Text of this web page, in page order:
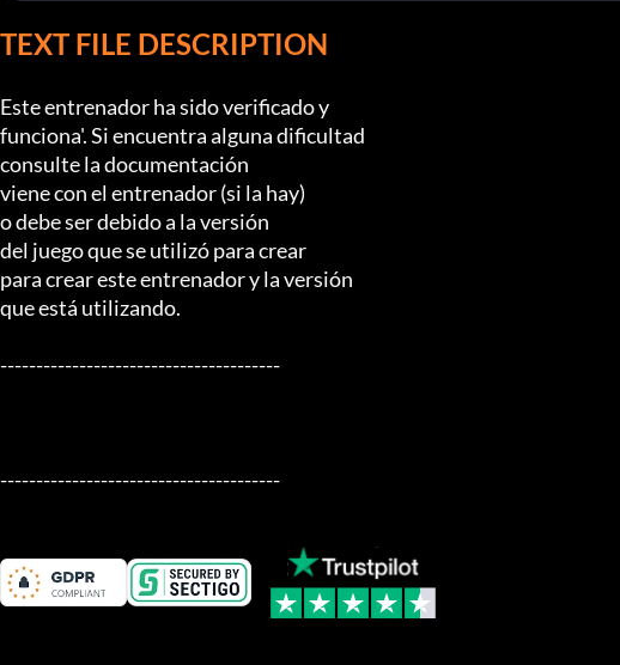
TEXT FILE DESCRIPTION
Este entrenador ha sido verificado y
funciona'. Si encuentra alguna dificultad
consulte la documentación
viene con el entrenador (si la hay)
o debe ser debido a la versión
del juego que se utilizó para crear
para crear este entrenador y la versión
que está utilizando.
---------------------------------------
---------------------------------------